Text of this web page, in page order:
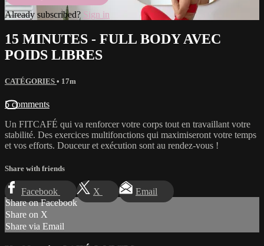
Already subscribed? Sign in
15 MINUTES - FULL BODY AVEC
POIDS LIBRES
CATÉGORIES • 17m
5 comments
Un FITCAFÉ qui va renforcer votre corps tout en travaillant votre
stabilité. Des exercices multifonctions qui maximiseront votre temps
et vos efforts. Douceur et exécution sont au rendez-vous !
Share with friends
Facebook X
Email
Share on Facebook
Share on X
Share via Email